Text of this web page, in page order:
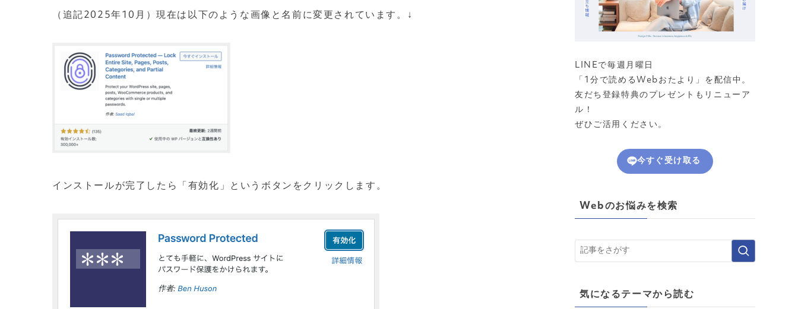
（追記2025年10月）現在は以下のような画像と名前に変更されています。↓
インストールが完了したら「有効化」というボタンをクリックします。
LINEで毎週月曜日
「1分で読めるWebおたより」を配信中。
友だち登録特典のプレゼントもリニューア
ル！
ぜひご活用ください。
今すぐ受け取る
Webのお悩みを検索
気になるテーマから読む